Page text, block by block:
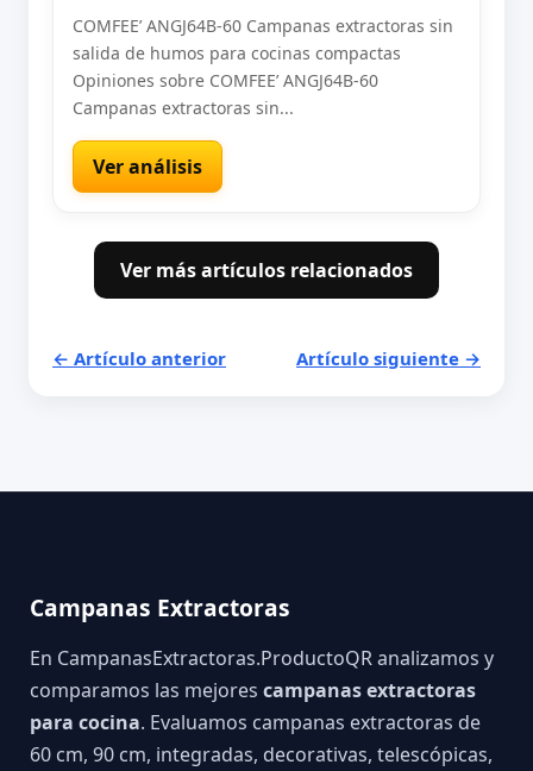
COMFEE’ ANGJ64B-60 Campanas extractoras sin
salida de humos para cocinas compactas
Opiniones sobre COMFEE’ ANGJ64B-60
Campanas extractoras sin...
Ver análisis
Ver más artículos relacionados
← Artículo anterior Artículo siguiente →
Campanas Extractoras
En CampanasExtractoras.ProductoQR analizamos y
comparamos las mejores campanas extractoras
para cocina. Evaluamos campanas extractoras de
60 cm, 90 cm, integradas, decorativas, telescópicas,